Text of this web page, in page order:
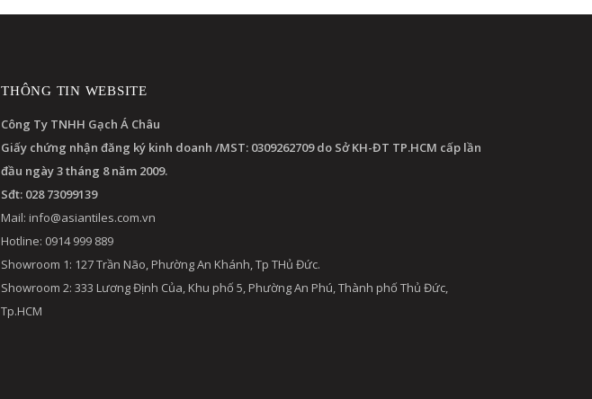
THÔNG TIN WEBSITE
Công Ty TNHH Gạch Á Châu
Giấy chứng nhận đăng ký kinh doanh /MST: 0309262709 do Sở KH-ĐT TP.HCM cấp lần
đầu ngày 3 tháng 8 năm 2009.
Sđt: 028 73099139
Mail: info@asiantiles.com.vn
Hotline: 0914 999 889
Showroom 1: 127 Trần Não, Phường An Khánh, Tp THủ Đức.
Showroom 2: 333 Lương Định Của, Khu phố 5, Phường An Phú, Thành phố Thủ Đức,
Tp.HCM